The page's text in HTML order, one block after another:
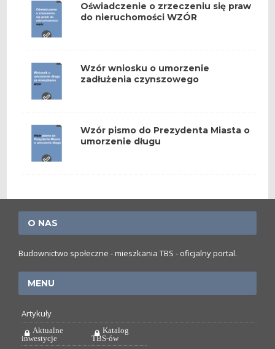
Oświadczenie o zrzeczeniu się praw
do nieruchomości WZÓR
Wzór wniosku o umorzenie
zadłużenia czynszowego
Wzór pismo do Prezydenta Miasta o
umorzenie długu
O NAS
Budownictwo społeczne - mieszkania TBS - oficjalny portal.
MENU
Artykuły
Aktualne
inwestycje
Katalog
TBS-ów